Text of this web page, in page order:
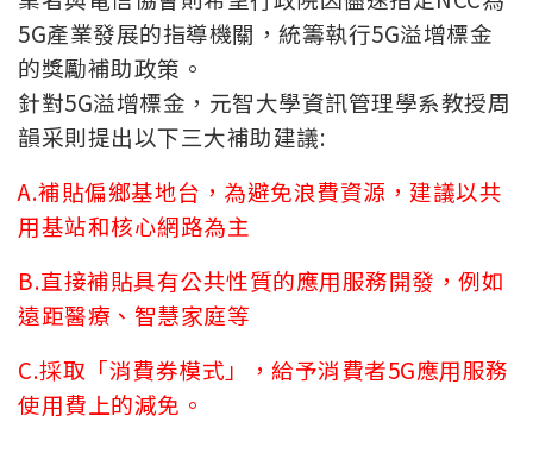
5G產業發展的指導機關，統籌執行5G溢增標金
的獎勵補助政策。
針對5G溢增標金，元智大學資訊管理學系教授周
韻采則提出以下三大補助建議:
A.補貼偏鄉基地台，為避免浪費資源，建議以共
用基站和核心網路為主
B.直接補貼具有公共性質的應用服務開發，例如
遠距醫療、智慧家庭等
C.採取「消費券模式」，給予消費者5G應用服務
使用費上的減免。